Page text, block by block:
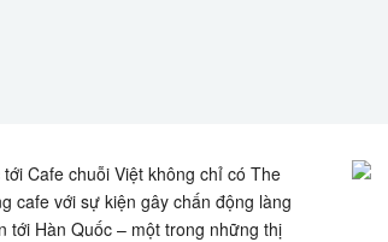
tới Cafe chuỗi Việt không chỉ có The
cafe với sự kiện gây chấn động làng
tới Hàn Quốc – một trong những thị